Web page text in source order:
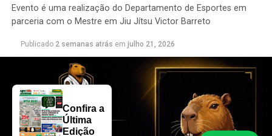
Evento é uma realização do Departamento de Esportes em
parceria com o Mestre em Jiu Jítsu Victor Barreto
Publicado 2 semanas atrás em julho 21, 2026
Confira a
Última
Edição